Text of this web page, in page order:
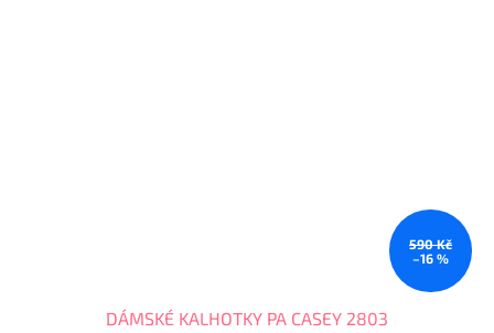
590 Kč
–16 %
DÁMSKÉ KALHOTKY PA CASEY 2803